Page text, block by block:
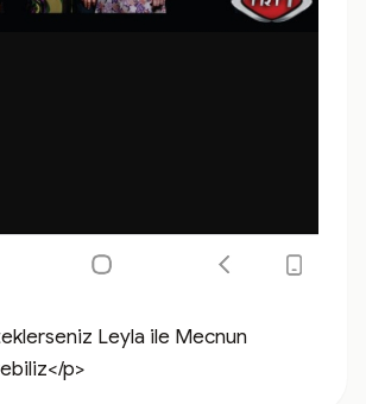
Leyla ile Mecnun
p>